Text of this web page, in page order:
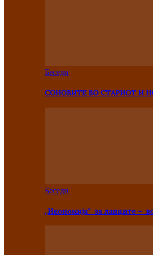
Беседи
СОНОВИТЕ ВО СТАРИОТ И
Беседи
„Икономија“ за лаиците –